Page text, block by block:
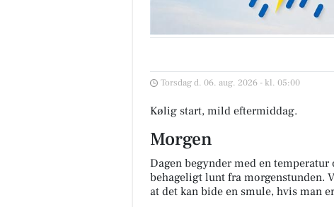
Torsdag d. 06. aug. 2026 - kl. 05:00
Kølig start, mild eftermiddag.
Morgen
Dagen begynder med en
behageligt lunt fra morgenstunden.
at det kan bide en smule, hvis man